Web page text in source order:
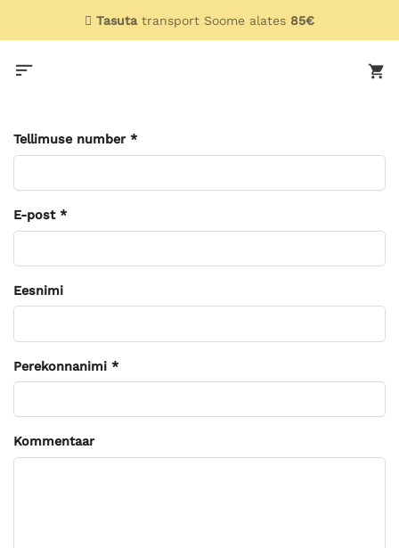
Tasutatransport Soome alates 85€
Tellimuse number *
E-post *
Eesnimi
Perekonnanimi *
Page URI *Required
Kommentaar